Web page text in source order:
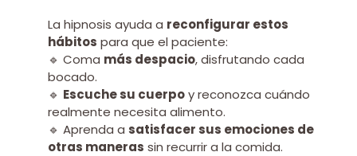
La hipnosis ayuda a reconfigurar estos
hábitos para que el paciente:
🔹 Coma más despacio, disfrutando cada
bocado.
🔹 Escuche su cuerpoy reconozca cuándo
realmente necesita alimento.
🔹 Aprenda a satisfacer sus emociones de
otras maneras sin recurrir a la comida.